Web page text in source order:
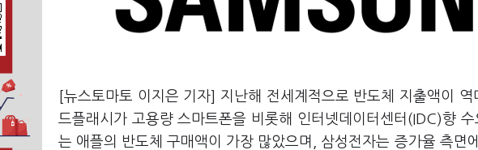
[뉴스토마토 이지은 기자] 지난해 전세계적으로 반도체 지출액이
드플래시가 고용량 스마트폰을 비롯해 인터넷데이터센터(IDC)향
는 애플의 반도체 구매액이 가장 많았으며, 삼성전자는 증가율 측면